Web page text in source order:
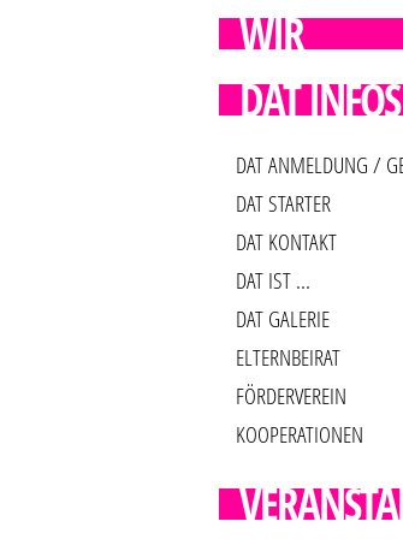
WIR
DAT INFOS
DAT ANMELDUNG /
DAT STARTER
DAT KONTAKT
DAT IST ...
DAT GALERIE
ELTERNBEIRAT
FÖRDERVEREIN
KOOPERATIONEN